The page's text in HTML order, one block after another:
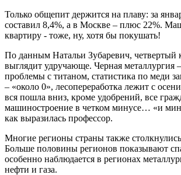
Только общепит держится на плаву: за
составил 8,4%, а в Москве – плюс 22%.
квартиру - тоже, ну, хотя бы покушать!
По данным Натальи Зубаревич, четвертый
выглядит удручающе. Черная металлургия
проблемы с титаном, статистика по меди
– «около 0», лесопереработка лежит с
вся пошла вниз, кроме удобрений, все
машиностроение в четком минусе… «и
как выразилась профессор.
Многие регионы страны также
Больше половины регионов показывают
особенно наблюдается в регионах
нефти и газа.